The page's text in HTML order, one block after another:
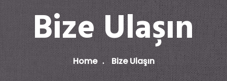
Bize Ulaşın
Home Bize Ulaşın